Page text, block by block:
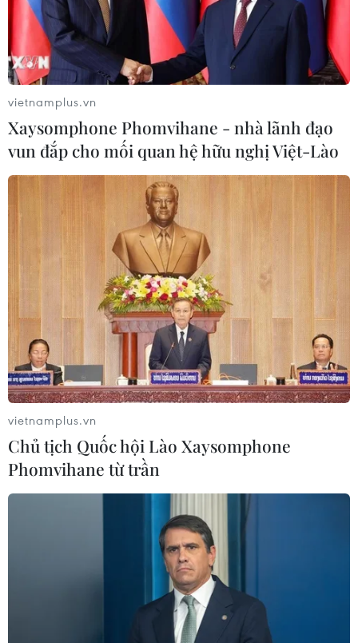
vietnamplus.vn
Xaysomphone Phomvihane - nhà lãnh đạo
vun đắp cho mối quan hệ hữu nghị Việt-Lào
vietnamplus.vn
Chủ tịch Quốc hội Lào Xaysomphone
Phomvihane từ trần